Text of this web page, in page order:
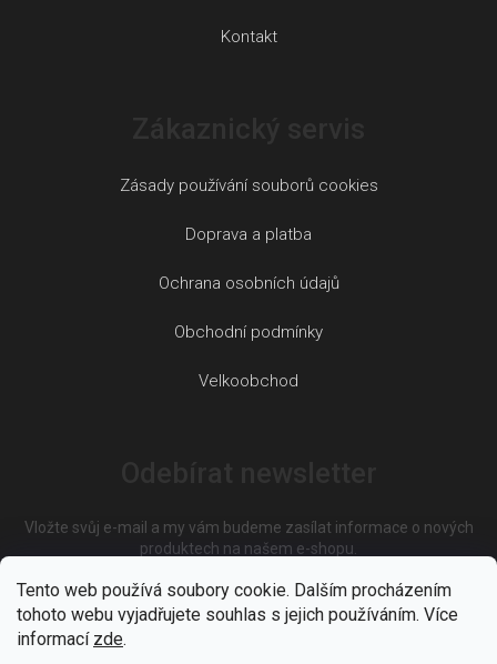
Tento web používá soubory cookie. Dalším procházením
tohoto webu vyjadřujete souhlas s jejich používáním. Více
informací zde.
Kontakt
Zásady používání souborů cookies
Doprava a platba
Ochrana osobních údajů
Obchodní podmínky
Velkoobchod
Vložte svůj e-mail a my vám budeme zasílat informace o nových
produktech na našem e-shopu.
E-mail